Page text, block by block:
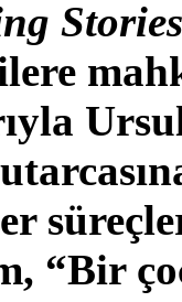
Stories
“Bir